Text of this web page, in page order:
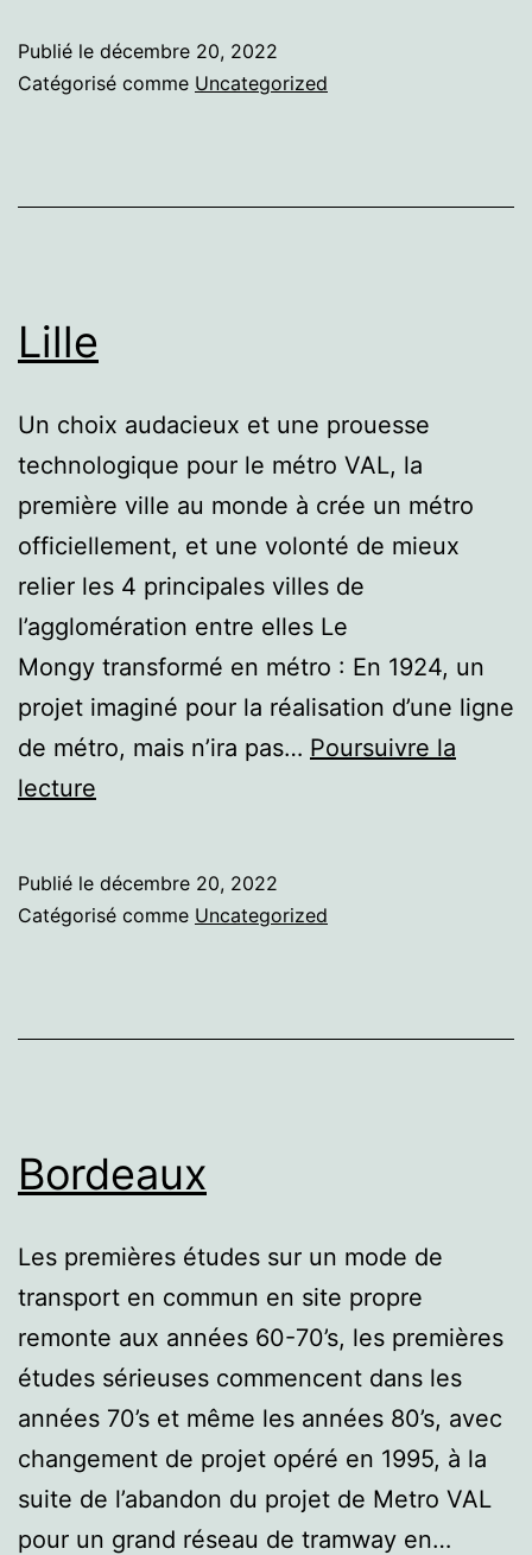
Publié le décembre 20, 2022
Catégorisé comme Uncategorized
Lille
Un choix audacieux et une prouesse
technologique pour le métro VAL, la
première ville au monde à crée un métro
officiellement, et une volonté de mieux
relier les 4 principales villes de
l’agglomération entre elles Le
Mongy transformé en métro : En 1924, un
projet imaginé pour la réalisation d’une ligne
de métro, mais n’ira pas… Poursuivre la
lecture
Publié le décembre 20, 2022
Catégorisé comme Uncategorized
Bordeaux
Les premières études sur un mode de
transport en commun en site propre
remonte aux années 60-70’s, les premières
études sérieuses commencent dans les
années 70’s et même les années 80’s, avec
changement de projet opéré en 1995, à la
suite de l’abandon du projet de Metro VAL
pour un grand réseau de tramway en…